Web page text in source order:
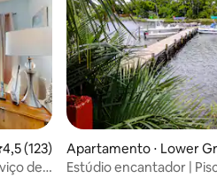
de uma avaliação média de 5,
4,5 (123)
de
Apartamento ⋅ Lower
goon
Estúdio encantador |